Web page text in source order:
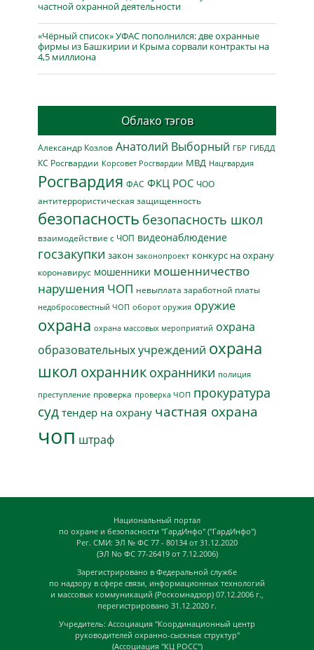
частной охранной деятельности
«Чёрный список» УФАС пополнился: две охранные
фирмы из Башкирии и Крыма сорвали контракты на
4,5 миллиона
Облако тэгов
Александр Козлов Анатолий Выборный ГБР ГИБДД
КС Росгвардии Корсовет Росгвардии МВД Нацгвардия
Росгвардия ФАС ФКЦ РОС ЧОО
антитеррористическая защищенность
безопасность безопасность школ
взаимодействие с ЧОП видеонаблюдение
госзакупки закон законопроект конкурс на охрану
коронавирус мошенники мошенничество
нарушения ЧОП невыплата заработной платы
недобросовестный ЧОП оборот оружия оружие
охрана охрана массовых мероприятий охрана
образовательных учреждений охрана
школ охранник охранники полиция
преступление проверка проверка ЧОП прокуратура
суд тендер на охрану частная охрана
чоп штраф
Национальный портал
по охране и безопасности "ГардИнфо" ("ГардИнфо")
Рег. СМИ: ЭЛ № ФС 77 - 80134 от 31.12.2020
(ЭЛ No ФС 77-26419 от 7.12.2006)
Зарегистрировано в Федеральной службе
по надзору в сфере связи, информационных технологий
и массовых коммуникаций (Роскомнадзор) 07.12.2006 г.,
перегистрировано 31.12.2020 г.
Учредитель: Ассоциация "Координационный центр
руководителей охранно-сыскных структур"
(Ассоциация "КЦ РОСС")